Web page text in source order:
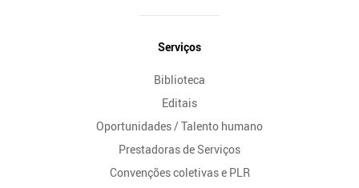
Serviços
Biblioteca
Editais
Oportunidades / Talento humano
Prestadoras de Serviços
Convenções coletivas e PLR